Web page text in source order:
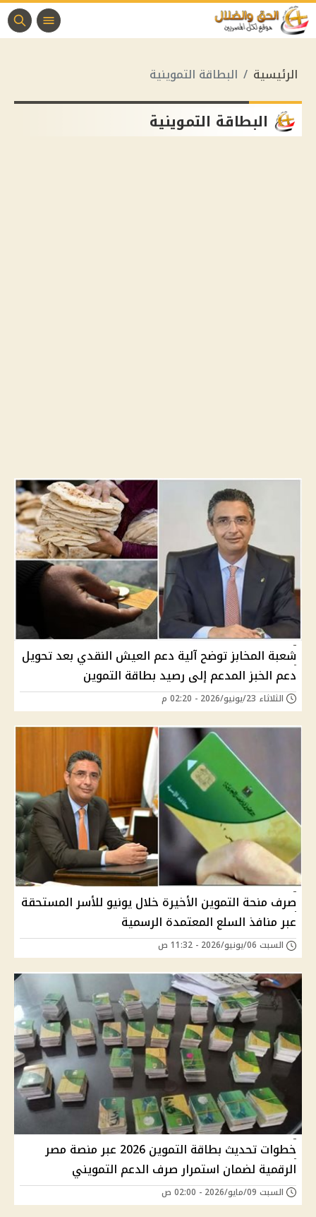
الرئيسية البطاقة التموينية
البطاقة التموينية
شعبة المخابز توضح آلية دعم العيش النقدي بعد تحويل
دعم الخبز المدعم إلى رصيد بطاقة التموين
الثلاثاء 23/يونيو/2026 - 02:20 م
صرف منحة التموين الأخيرة خلال يونيو للأسر المستحقة
عبر منافذ السلع المعتمدة الرسمية
السبت 06/يونيو/2026 - 11:32 ص
خطوات تحديث بطاقة التموين 2026 عبر منصة مصر
الرقمية لضمان استمرار صرف الدعم التمويني
السبت 09/مايو/2026 - 02:00 ص